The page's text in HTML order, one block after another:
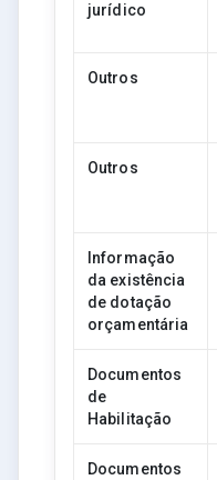
jurídico
Outros
Outros
Informação
da existência
de dotação
orçamentária
Documentos
de
Habilitação
Documentos